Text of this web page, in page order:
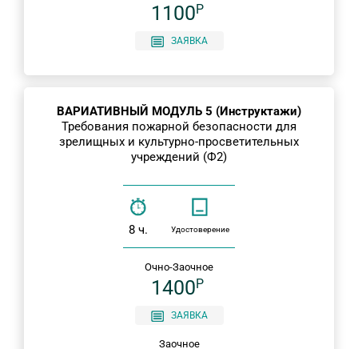
1100P
ЗАЯВКА
ВАРИАТИВНЫЙ МОДУЛЬ 5 (Инструктажи)
Требования пожарной безопасности для
зрелищных и культурно-просветительных
учреждений (Ф2)
8 ч. Удостоверение
Очно-Заочное
1400P
ЗАЯВКА
Заочное